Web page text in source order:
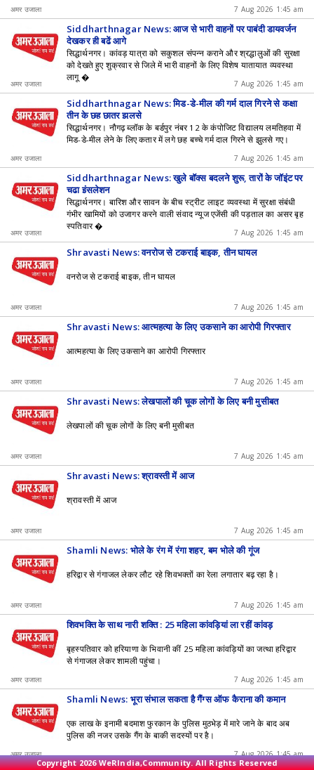
अमर उजाला 7 Aug 2026 1:45 am
Siddharthnagar News: आज से भारी वाहनों पर पाबंदी डायवर्जन
देखकर ही बढ़ें आगे
सिद्धार्थनगर। कांवड़ यात्रा को सकुशल संपन्न कराने और श्रद्धालुओं की सुरक्षा
को देखते हुए शुक्रवार से जिले में भारी वाहनों के लिए विशेष यातायात व्यवस्था
लागू �
अमर उजाला 7 Aug 2026 1:45 am
Siddharthnagar News: मिड-डे-मील की गर्म दाल गिरने से कक्षा
तीन के छह छात्र झुलसे
सिद्धार्थनगर। नौगढ़ ब्लॉक के बर्डपुर नंबर 12 के कंपोजिट विद्यालय लमतिहवा में
मिड-डे-मील लेने के लिए कतार में लगे छह बच्चे गर्म दाल गिरने से झुलसे गए।
अमर उजाला 7 Aug 2026 1:45 am
Siddharthnagar News: खुले बॉक्स बदलने शुरू, तारों के जॉइंट पर
चढ़ा इंसुलेशन
सिद्धार्थनगर। बारिश और सावन के बीच स्ट्रीट लाइट व्यवस्था में सुरक्षा संबंधी
गंभीर खामियों को उजागर करने वाली संवाद न्यूज एजेंसी की पड़ताल का असर बृह
स्पतिवार �
अमर उजाला 7 Aug 2026 1:45 am
Shravasti News: वनरोज से टकराई बाइक, तीन घायल
वनरोज से टकराई बाइक, तीन घायल
अमर उजाला 7 Aug 2026 1:45 am
Shravasti News: आत्महत्या के लिए उकसाने का आरोपी गिरफ्तार
आत्महत्या के लिए उकसाने का आरोपी गिरफ्तार
अमर उजाला 7 Aug 2026 1:45 am
Shravasti News: लेखपालों की चूक लोगों के लिए बनी मुसीबत
लेखपालों की चूक लोगों के लिए बनी मुसीबत
अमर उजाला 7 Aug 2026 1:45 am
Shravasti News: श्रावस्ती में आज
श्रावस्ती में आज
अमर उजाला 7 Aug 2026 1:45 am
Shamli News: भोले के रंग में रंगा शहर, बम भोले की गूंज
हरिद्वार से गंगाजल लेकर लौट रहे शिवभक्तों का रेला लगातार बढ़ रहा है।
अमर उजाला 7 Aug 2026 1:45 am
शिवभक्ति के साथ नारी शक्ति : 25 महिला कांवड़ियां ला रहीं कांवड़
बृहस्पतिवार को हरियाणा के भिवानी कीं 25 महिला कांवड़ियों का जत्था हरिद्वार
से गंगाजल लेकर शामली पहुंचा।
अमर उजाला 7 Aug 2026 1:45 am
Shamli News: भूरा संभाल सकता है गैंग्स ऑफ कैराना की कमान
एक लाख के इनामी बदमाश फुरकान के पुलिस मुठभेड़ में मारे जाने के बाद अब
पुलिस की नजर उसके गैंग के बाकी सदस्यों पर है।
अमर उजाला 7 Aug 2026 1:45 am
Copyright 2026 WeRIndia,Community. All Rights Reserved